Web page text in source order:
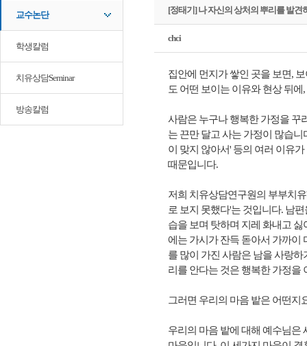
교수논단
학생칼럼
치유상담Seminar
방송칼럼
[정태기] 나 자신의 상처의 뿌리를 발견
chci
집안에 먼지가 쌓인 곳을 보면,
도 어떤 보이는 이유와 현상 뒤
사람은 누구나 행복한 가정을 꾸
는 끈만 달고 사는 가정이 많습
이 맞지 않아서' 등의 여러 이유
때문입니다.
저희 치유상담연구원의 부부치
로 보지 못했다'는 것입니다. 남
습을 보며 탓하며 지레 화내고
에는 가시가 잔득 돋아서 가까이
를 많이 가진 사람은 남을 사랑
리를 안다는 것은 행복한 가정을
그러면 우리의 마음 밭은 어떤지
우리의 마음 밭에 대해 예수님은